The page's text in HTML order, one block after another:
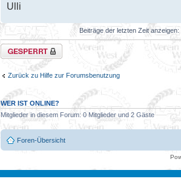
Ulli
Beiträge der letzten Zeit anzeigen:
Thema gesperrt
Zurück zu Hilfe zur Forumsbenutzung
WER IST ONLINE?
Mitglieder in diesem Forum: 0 Mitglieder und 2 Gäste
Foren-Übersicht